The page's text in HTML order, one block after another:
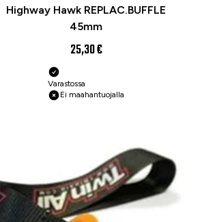
Highway Hawk REPLAC.BUFFLE
45mm
25,30 €
Varastossa
Ei maahantuojalla